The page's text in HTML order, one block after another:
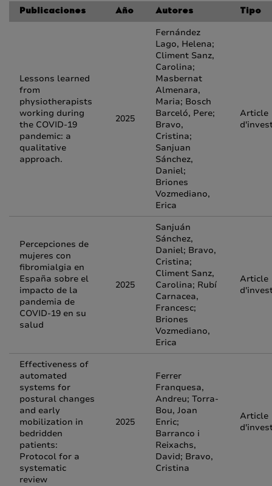
Publicaciones Año Autores Tipo
Lessons learned
from
physiotherapists
working during
the COVID-19
pandemic: a
qualitative
approach.
2025
Fernández
Lago, Helena;
Climent Sanz,
Carolina;
Masbernat
Almenara,
Maria; Bosch
Barceló, Pere;
Bravo,
Cristina;
Sanjuan
Sánchez,
Daniel;
Briones
Vozmediano,
Erica
Article
Percepciones de
mujeres con
fibromialgia en
España sobre el
impacto de la
pandemia de
COVID-19 en su
salud
2025
Sanjuán
Sánchez,
Daniel; Bravo,
Cristina;
Climent Sanz,
Carolina; Rubí
Carnacea,
Francesc;
Briones
Vozmediano,
Erica
Article
Effectiveness of
automated
systems for
postural changes
and early
mobilization in
bedridden
patients:
Protocol for a
systematic
review
2025
Ferrer
Franquesa,
Andreu; Torra-
Bou, Joan
Enric;
Barranco i
Reixachs,
David; Bravo,
Cristina
Article